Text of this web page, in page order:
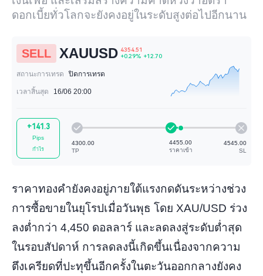
ดอกเบี้ยทั่วโลกจะยังคงอยู่ในระดับสูงต่อไปอีกนาน
SELL XAUUSD
4354.51
+0.29% +12.70
สถานะการเทรด ปิดการเทรด
เวลาสิ้นสุด 16/06 20:00
+141.3
Pips
กำไร
TP ราคาเข้า
ราคาทองคำยังคงอยู่ภายใต้แรงกดดันระหว่างช่วง
การซื้อขายในยุโรปเมื่อวันพุธ โดย XAU/USD ร่วง
ลงต่ำกว่า 4,450 ดอลลาร์ และลดลงสู่ระดับต่ำสุด
ในรอบสัปดาห์ การลดลงนี้เกิดขึ้นเนื่องจากความ
ตึงเครียดที่ปะทุขึ้นอีกครั้งในตะวันออกกลางยังคง